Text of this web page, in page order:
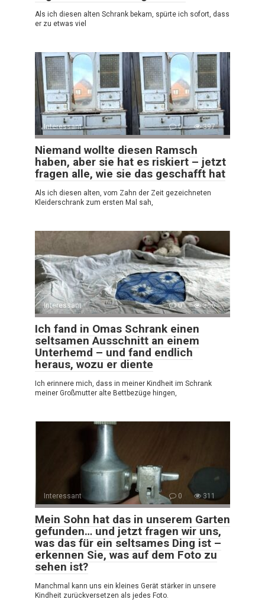
Als ich diesen alten Schrank bekam, spürte ich sofort, dass
er zu etwas viel
Interessant 0 397
Niemand wollte diesen Ramsch
haben, aber sie hat es riskiert – jetzt
fragen alle, wie sie das geschafft hat
Als ich diesen alten, vom Zahn der Zeit gezeichneten
Kleiderschrank zum ersten Mal sah,
Interessant 0 356
Ich fand in Omas Schrank einen
seltsamen Ausschnitt an einem
Unterhemd – und fand endlich
heraus, wozu er diente
Ich erinnere mich, dass in meiner Kindheit im Schrank
meiner Großmutter alte Bettbezüge hingen,
Interessant 0 311
Mein Sohn hat das in unserem Garten
gefunden… und jetzt fragen wir uns,
was das für ein seltsames Ding ist –
erkennen Sie, was auf dem Foto zu
sehen ist?
Manchmal kann uns ein kleines Gerät stärker in unsere
Kindheit zurückversetzen als jedes Foto.